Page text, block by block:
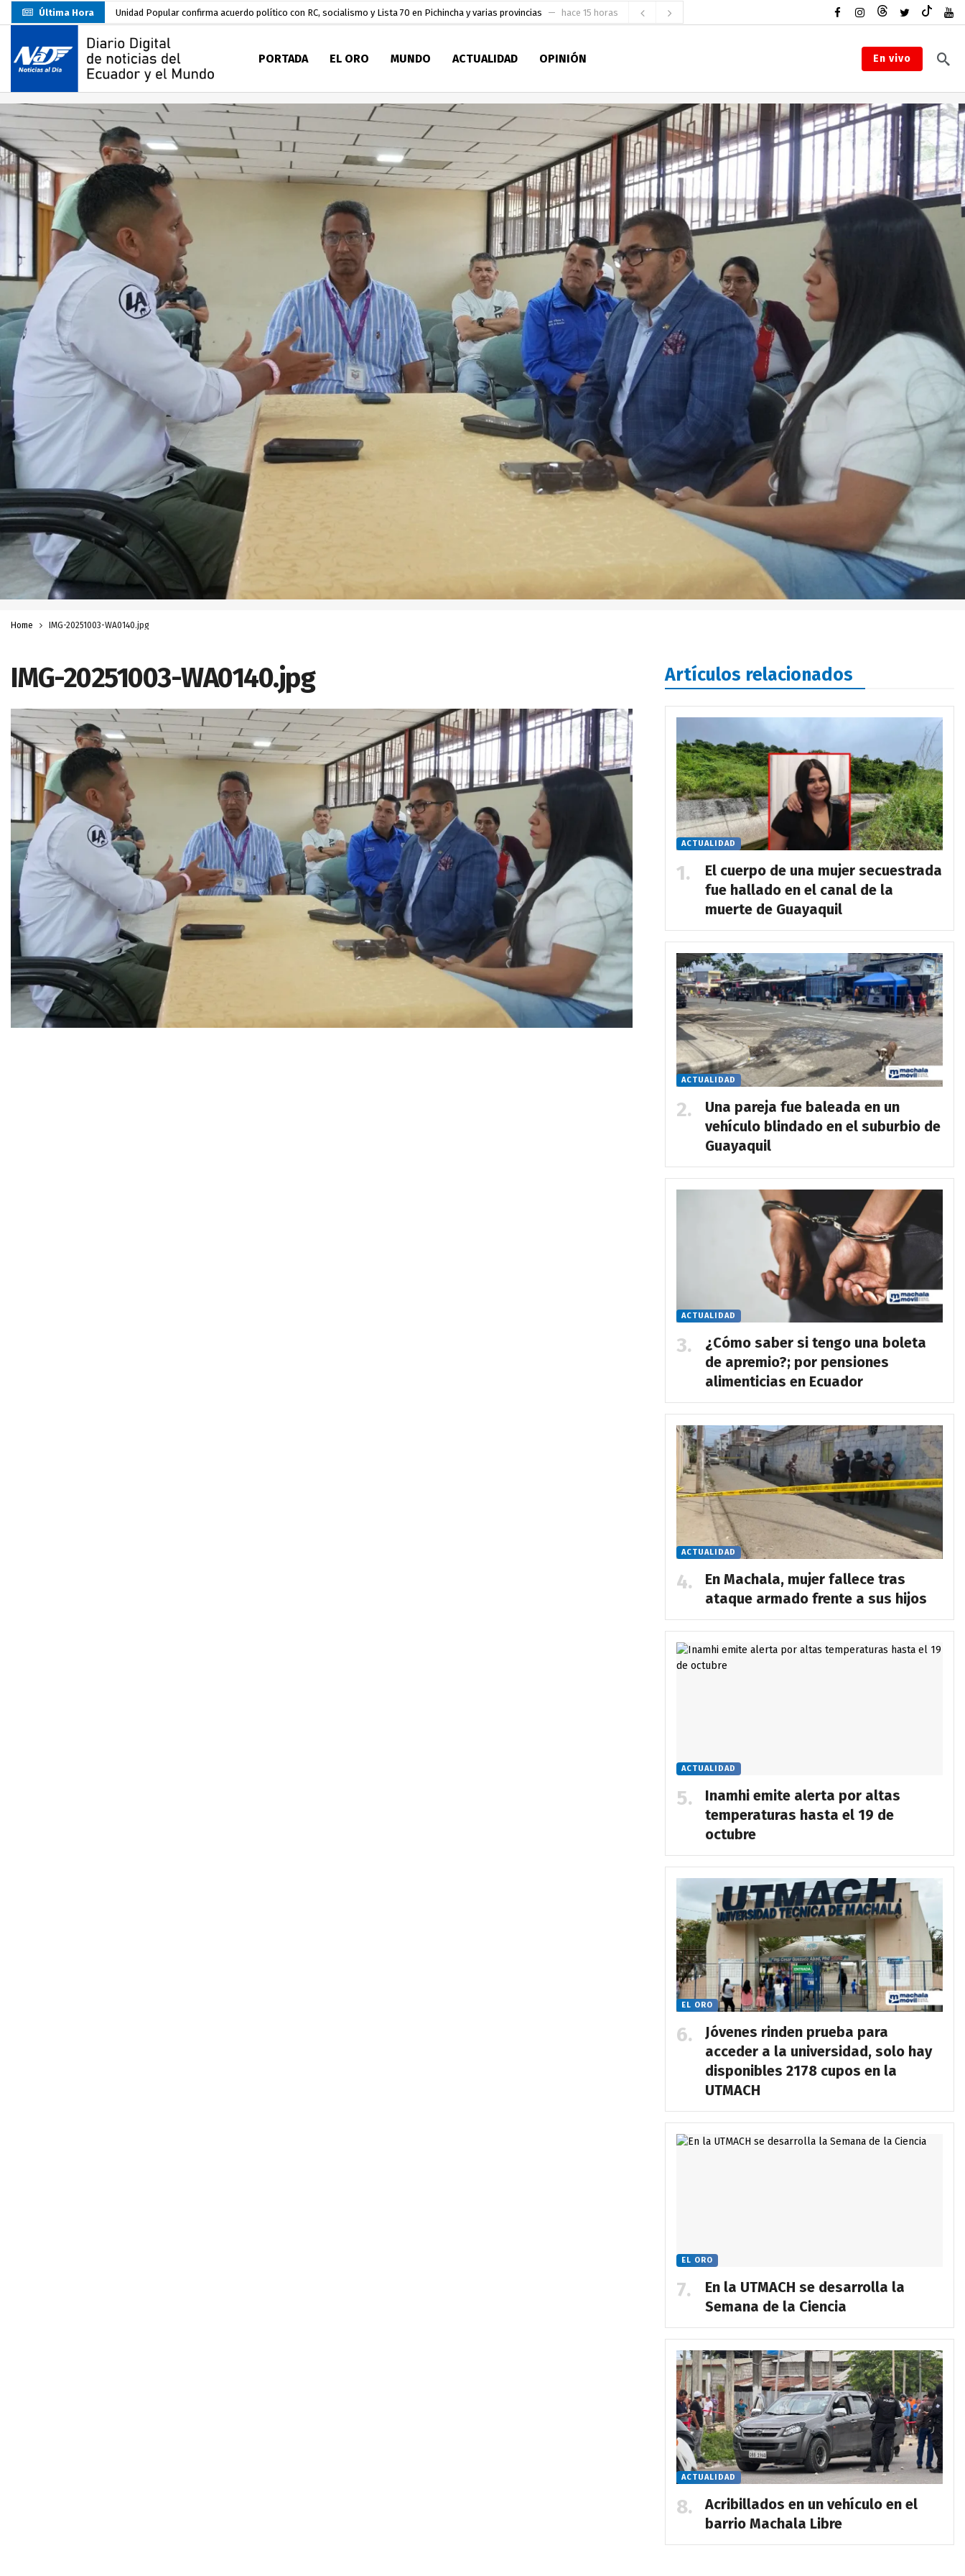
Última Hora Unidad Popular confirma acuerdo político con RC, socialismo y Lista 70 en Pichincha y varias provincias hace 15 horas
Delegación de El Oro fiscaliza propaganda electoral
Gobierno Estudiantil Ugartino 2026-2027, fue posesionado hace 17 horas
Prefecto Clemente Bravo Inauguró Centro de Acopio Casa del Pescador Artesanal Orense
Carlos Rodríguez presentó documentación certificada para su inscripción a la alcaldía de Machala hace 1 día
Colombia reanuda venta de energía hace 2 días
Carlos Rodríguez inscribe su candidatura a la alcaldía de Machala hace 2 días
Carlos Carrión Figueroa, Premio Nacional de Literatura Eugenio Espejo hace 2 días
Nuevo Santa Rosa Sporting Club inicia su camino en la Serie A del Fútbol Femenino Nacional 2026 hace 9 horas
PORTADA EL ORO MUNDO ACTUALIDAD OPINIÓN En vivo
Home IMG-20251003-WA0140.jpg
IMG-20251003-WA0140.jpg Artículos relacionados
ACTUALIDAD
El cuerpo de una mujer secuestrada
fue hallado en el canal de la
muerte de Guayaquil
ACTUALIDAD
Una pareja fue baleada en un
vehículo blindado en el suburbio de
Guayaquil
ACTUALIDAD
¿Cómo saber si tengo una boleta
de apremio?; por pensiones
alimenticias en Ecuador
ACTUALIDAD
En Machala, mujer fallece tras
ataque armado frente a sus hijos
ACTUALIDAD
Inamhi emite alerta por altas
temperaturas hasta el 19 de
octubre
EL ORO
Jóvenes rinden prueba para
acceder a la universidad, solo hay
disponibles 2178 cupos en la
UTMACH
EL ORO
En la UTMACH se desarrolla la
Semana de la Ciencia
ACTUALIDAD
Acribillados en un vehículo en el
barrio Machala Libre